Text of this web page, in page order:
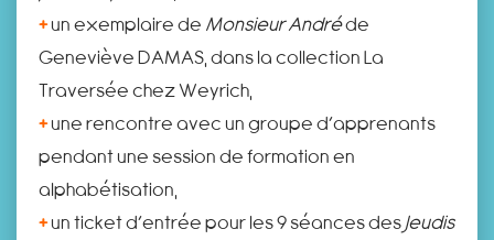
+un exemplaire de Monsieur Andréde
Geneviève DAMAS, dans la collection La
Traversée chez Weyrich,
+une rencontre avec un groupe d’apprenants
pendant une session de formation en
alphabétisation,
+un ticket d’entrée pour les 9 séances des Jeudis